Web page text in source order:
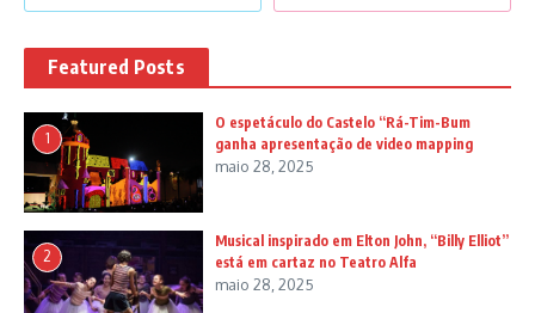
Featured Posts
1
O espetáculo do Castelo “Rá-Tim-Bum
ganha apresentação de video mapping
maio 28, 2025
2
Musical inspirado em Elton John, “Billy Elliot”
está em cartaz no Teatro Alfa
maio 28, 2025